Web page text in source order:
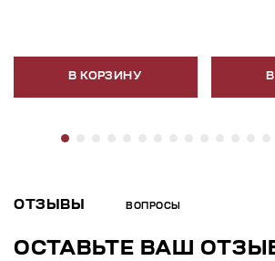
В КОРЗИНУ
ОТЗЫВЫ ВОПРОСЫ
ОСТАВЬТЕ ВАШ